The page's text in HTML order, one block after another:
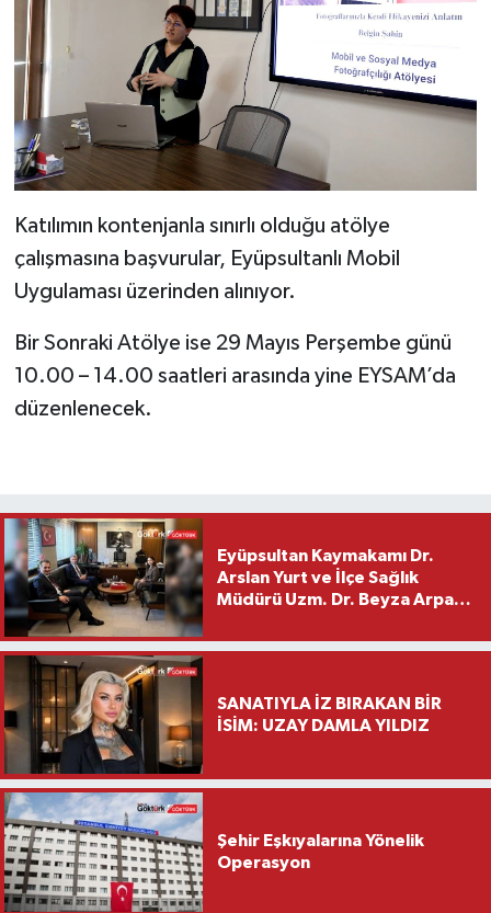
Katılımın kontenjanla sınırlı olduğu atölye
çalışmasına başvurular, Eyüpsultanlı Mobil
Uygulaması üzerinden alınıyor.
Bir Sonraki Atölye ise 29 Mayıs Perşembe günü
10.00 – 14.00 saatleri arasında yine EYSAM’da
düzenlenecek.
Eyüpsultan Kaymakamı Dr.
Arslan Yurt ve İlçe Sağlık
Müdürü Uzm. Dr. Beyza Arpacı
Ziyareti
SANATIYLA İZ BIRAKAN BİR
İSİM: UZAY DAMLA YILDIZ
Şehir Eşkıyalarına Yönelik
Operasyon